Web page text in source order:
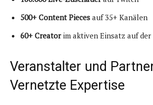
500+ Content Pieces auf 35+ Kanälen
60+ Creatorim aktiven Einsatz auf der
Veranstalter und
Vernetzte Expertise